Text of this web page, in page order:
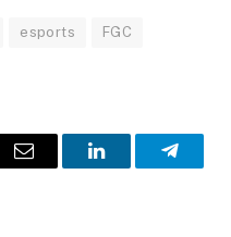
esports FGC
Email LinkedIn